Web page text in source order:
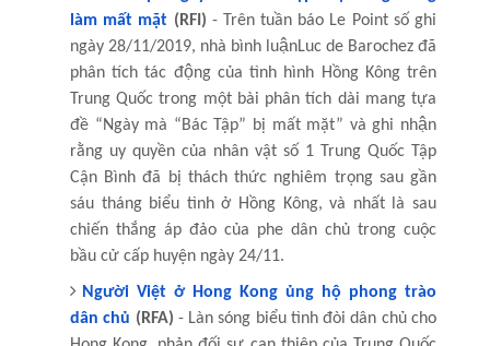
làm mất mặt (RFI) - Trên tuần báo Le Point số ghi
ngày 28/11/2019, nhà bình luậnLuc de Barochez đã
phân tích tác động của tình hình Hồng Kông trên
Trung Quốc trong một bài phân tích dài mang tựa
đề “Ngày mà “Bác Tập” bị mất mặt” và ghi nhận
rằng uy quyền của nhân vật số 1 Trung Quốc Tập
Cận Bình đã bị thách thức nghiêm trọng sau gần
sáu tháng biểu tình ở Hồng Kông, và nhất là sau
chiến thắng áp đảo của phe dân chủ trong cuộc
bầu cử cấp huyện ngày 24/11.
Người Việt ở Hong Kong ủng hộ phong trào
dân chủ (RFA) - Làn sóng biểu tình đòi dân chủ cho